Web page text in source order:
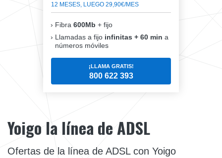
12 MESES, LUEGO 29,90€/MES
Fibra 600Mb + fijo
Llamadas a fijo infinitas + 60 min a
números móviles
¡LLAMA GRATIS!
800 622 393
Yoigo la línea de ADSL
Ofertas de la línea de ADSL con Yoigo